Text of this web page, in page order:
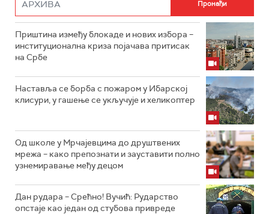
Приштина између блокаде и нових избора –
институционална криза појачава притисак
на Србе
Наставља се борба с пожаром у Ибарској
клисури, у гашење се укључује и хеликоптер
Од школе у Мрчајевцима до друштвених
мрежа – како препознати и зауставити полно
узнемиравање међу децом
Дан рудара – Срећно! Вучић: Рударство
опстаје као један од стубова привреде